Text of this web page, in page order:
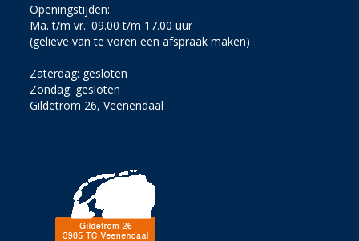
Openingstijden:
Ma. t/m vr.: 09.00 t/m 17.00 uur
(gelieve van te voren een afspraak maken)
Zaterdag: gesloten
Zondag: gesloten
Gildetrom 26, Veenendaal